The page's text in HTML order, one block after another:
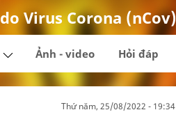
Virus Corona (nCov)
Ảnh - video Hỏi đáp
thứ năm, 25/08/2022 - 19:34